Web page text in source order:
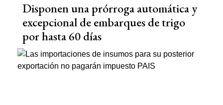
Disponen una prórroga automática y
excepcional de embarques de trigo
por hasta 60 días